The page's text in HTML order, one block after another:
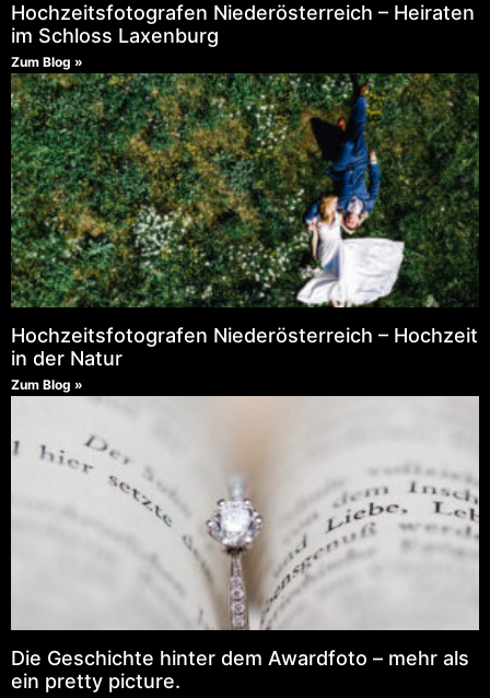
Hochzeitsfotografen Niederösterreich – Heiraten
im Schloss Laxenburg
Zum Blog »
Hochzeitsfotografen Niederösterreich – Hochzeit
in der Natur
Zum Blog »
Die Geschichte hinter dem Awardfoto – mehr als
ein pretty picture.